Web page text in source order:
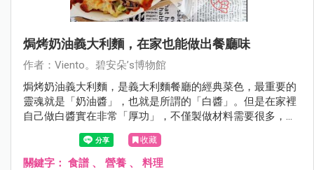
焗烤奶油義大利麵，在家也能做出餐廳味
作者：Viento。碧安朵’s博物館
焗烤奶油義大利麵，是義大利麵餐廳的經典菜色，最重要的
靈魂就是「奶油醬」，也就是所謂的「白醬」。但是在家裡
自己做白醬實在非常「厚功」，不僅製做材料需要很多，做
好的白醬也不能久放。後來，我發現可以用市售的「白醬料
理塊」輕鬆做出奶油醬料理！這篇食譜文教大家「五步驟」
做出「焗烤海鮮奶油義大利麵」，絕對和餐廳一樣好吃。
收藏
關鍵字： 食譜 、 營養 、 料理